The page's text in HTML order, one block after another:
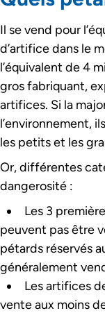
Il se vend pour
d’artifice dans le
l’équivalent de 4
gros fabriquant,
artifices. Si la
l’environnement,
les petits et les
Or, différentes
dangerosité :
Les 3
peuvent pas être
pétards réservés
généralement
Les artifices
vente aux moins